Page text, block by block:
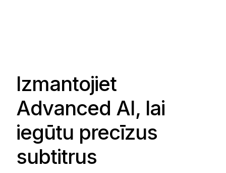
Izmantojiet
Advanced AI, lai
iegūtu precīzus
subtitrus